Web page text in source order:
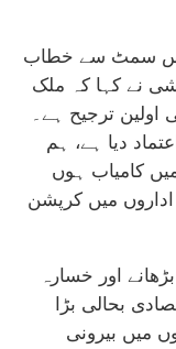
سمٹ سے خطاب
نے کہا کہ ملک
ترجیح ہے۔
دیا ہے، ہم
کامیاب ہوں
میں کرپشن
اور خسارہ
بحالی بڑا
میں بیرونی